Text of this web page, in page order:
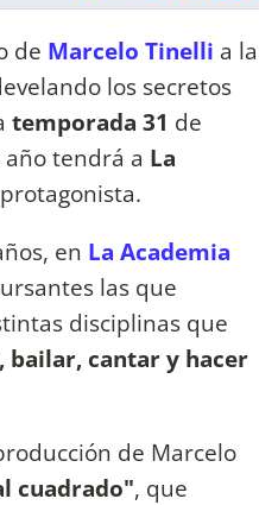
de Marcelo Tinelli a la
los secretos
temporada 31 de
tendrá a La
en La Academia
las que
disciplinas que
bailar, cantar y hacer
de Marcelo
cuadrado", que